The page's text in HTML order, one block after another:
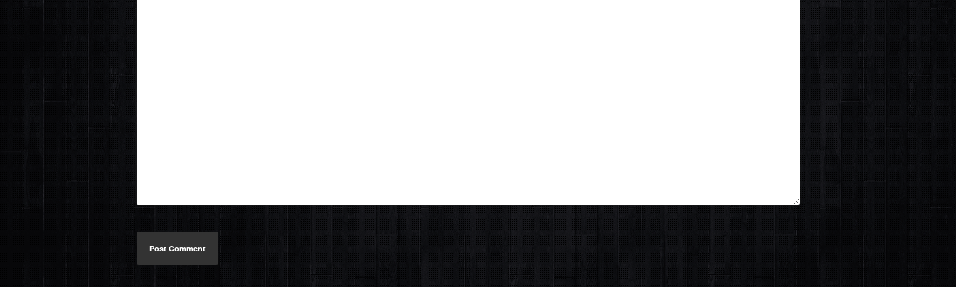
Post Comment